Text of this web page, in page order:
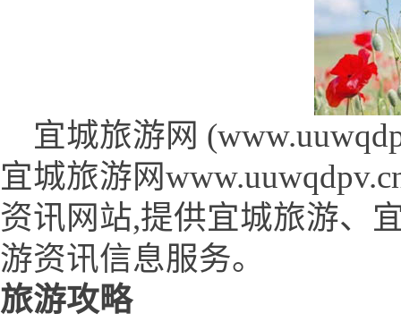
宜城旅游网
宜城旅游网
资讯网站,提供宜城旅游、
游资讯信息服务。
旅游攻略